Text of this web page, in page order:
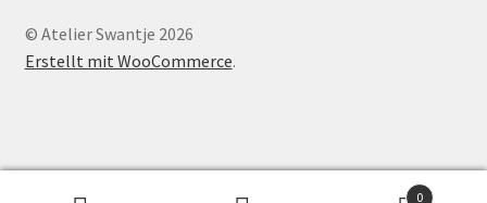
© Atelier Swantje 2026
Erstellt mit WooCommerce.
0